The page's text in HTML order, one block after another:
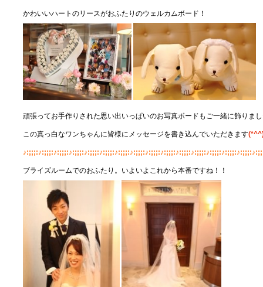
かわいいハートのリースがおふたりのウェルカムボード！
頑張ってお手作りされた思い出いっぱいのお写真ボードもご一緒に飾りま
この真っ白なワンちゃんに皆様にメッセージを書き込んでいただきます
ブライズルームでのおふたり。いよいよこれから本番ですね！！